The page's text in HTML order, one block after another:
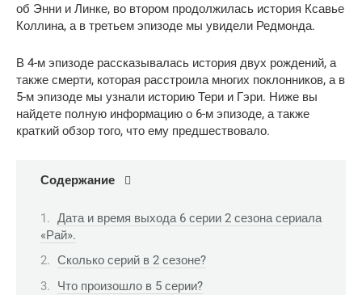
об Энни и Линке, во втором продолжилась история Ксавье
Коллина, а в третьем эпизоде ​​мы увидели Редмонда.
В 4-м эпизоде ​​рассказывалась история двух рождений, а
также смерти, которая расстроила многих поклонников, а в
5-м эпизоде ​​мы узнали историю Тери и Гэри. Ниже вы
найдете полную информацию о 6-м эпизоде, а также
краткий обзор того, что ему предшествовало.
Содержание
Дата и время выхода 6 серии 2 сезона сериала
«Рай».
Сколько серий в 2 сезоне?
Что произошло в 5 серии?